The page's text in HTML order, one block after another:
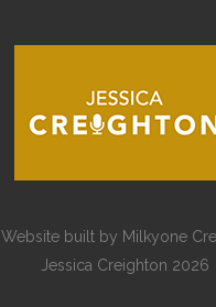
Website built by Milkyone
Jessica Creighton 2026